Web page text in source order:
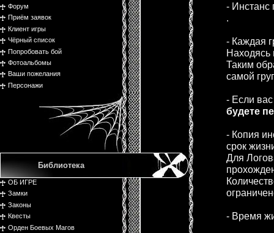
Форум
Приём заявок
Клиент игры
Чёрный список
Попробовать бой
Фотоальбомы
Ваши пожелания
Персонажи
Библиотека
ОБ ИГРЕ
Замки
Законы
Квесты
Орден Боевых Магов
- Инстанс
.
- Каждая
Находясь
Таким
самой
- Если
будете
- Копия
срок
Для
- Время